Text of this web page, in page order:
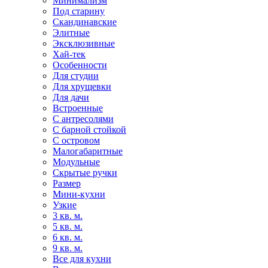
Под старину
Скандинавские
Элитные
Эксклюзивные
Хай-тек
Особенности
Для студии
Для хрущевки
Для дачи
Встроенные
С антресолями
С барной стойкой
С островом
Малогабаритные
Модульные
Скрытые ручки
Размер
Мини-кухни
Узкие
3 кв. м.
5 кв. м.
6 кв. м.
9 кв. м.
Все для кухни